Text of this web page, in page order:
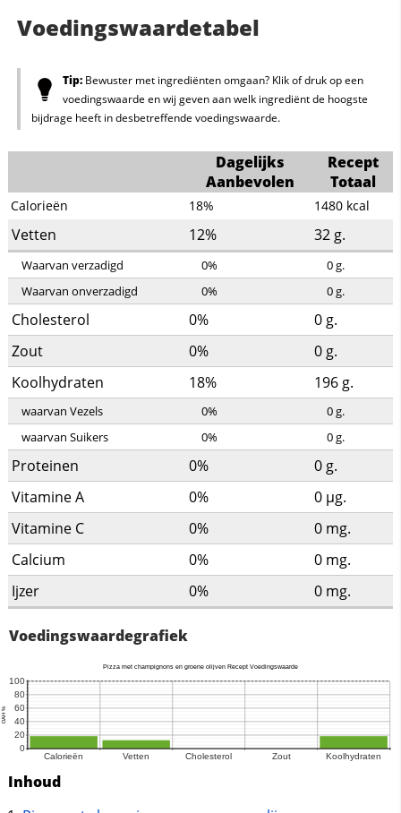
Voedingswaardetabel
Tip:Bewuster met ingrediënten omgaan? Klik of druk op een
voedingswaarde en wij geven aan welk ingrediënt de hoogste
bijdrage heeft in desbetreffende voedingswaarde.
Dagelijks
Aanbevolen
Recept
Totaal
Calorieën 18% 1480 kcal
Vetten 12% 32 g.
Waarvan verzadigd 0% 0g.
Waarvan onverzadigd
0% 0g.
Cholesterol 0% 0 g.
Zout
0% 0 g.
Koolhydraten
18% 196 g.
waarvan Vezels 0% 0g.
waarvan Suikers
0% 0g.
Proteinen 0% 0 g.
Vitamine A
0% 0 µg.
Vitamine C
0% 0 mg.
Calcium
0% 0 mg.
Ijzer
0% 0 mg.
Voedingswaardegrafiek
Inhoud